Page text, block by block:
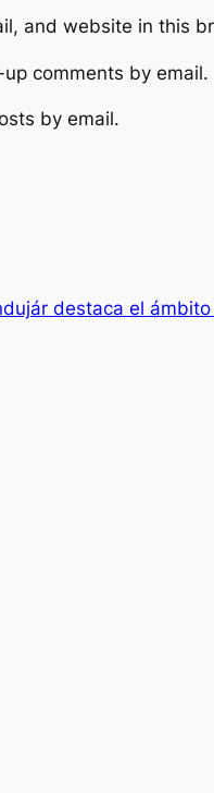
and website in this
comments by email.
by email.
destaca el